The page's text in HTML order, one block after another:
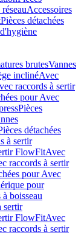
Accessoires
Pièces détachées
brutesVannes
inclinéAvec
raccords à sertir
pour Avec
Pièces
détachées
à sertir
FlowFitAvec
raccords à sertir
pour Avec
pour
boisseau
sertir
FlowFitAvec
raccords à sertir